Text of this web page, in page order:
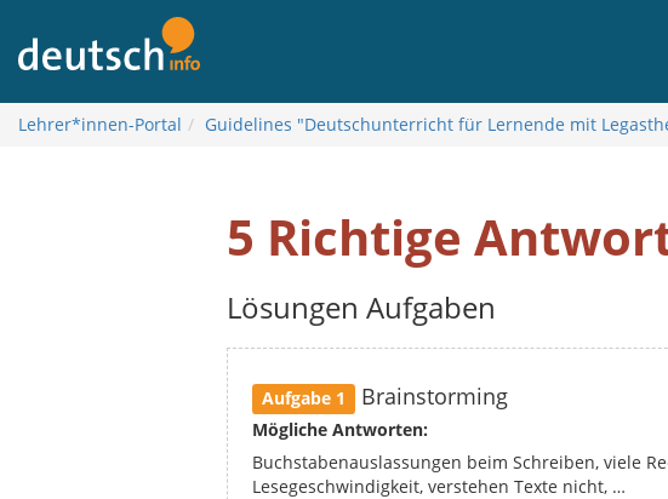
turinį
Lehrer*innen-Portal Guidelines "Deutschunterricht für Lernende mit
5 Richtige
Lösungen Aufgaben
Aufgabe 1 Brainstorming
Mögliche Antworten:
Buchstabenauslassungen beim Schreiben, viele
Lesegeschwindigkeit, verstehen Texte nicht, …